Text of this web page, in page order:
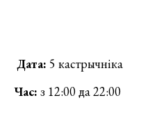
Дата: 5 кастрычніка
Час: з 12:00 да 22:00